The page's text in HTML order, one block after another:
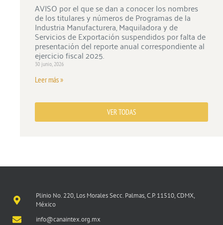
AVISO por el que se dan a conocer los nombres
de los titulares y números de Programas de la
Industria Manufacturera, Maquiladora y de
Servicios de Exportación suspendidos por falta de
presentación del reporte anual correspondiente al
ejercicio fiscal 2025.
30 junio, 2026
Leer más »
VER TODAS
Plinio No. 220, Los Morales Secc. Palmas, C.P. 11510, CDMX,
México
info@canaintex.org.mx